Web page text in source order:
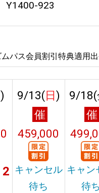
Y1400-923
パス会員割引特典適用
)
2
9/13(日)
催
459,000
円
キャンセル
待ち
9/18(
催
円
キャン
待ち